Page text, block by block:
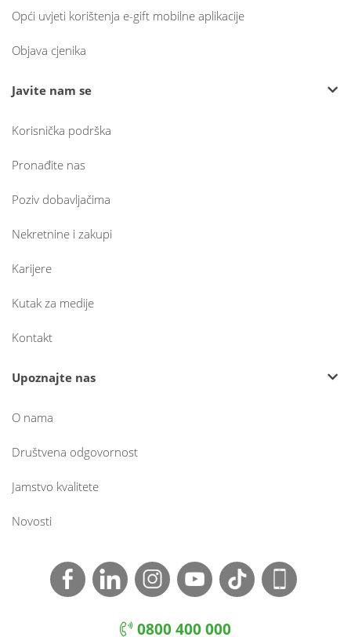
Opći uvjeti korištenja e-gift mobilne aplikacije
Objava cjenika
Javite nam se
Korisnička podrška
Pronađite nas
Poziv dobavljačima
Nekretnine i zakupi
Karijere
Kutak za medije
Kontakt
Upoznajte nas
O nama
Društvena odgovornost
Jamstvo kvalitete
Novosti
0800 400 000